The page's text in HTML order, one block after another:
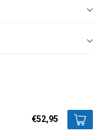
€52,95